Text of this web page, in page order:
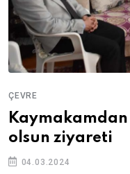
ÇEVRE
Kaymakamdan
olsun ziyareti
04.03.2024